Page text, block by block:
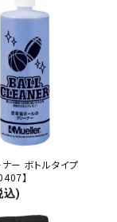
ー ボトルタイプ
】
込)